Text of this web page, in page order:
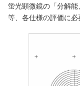
蛍光顕微鏡の「分解能
等、各仕様の評価に必